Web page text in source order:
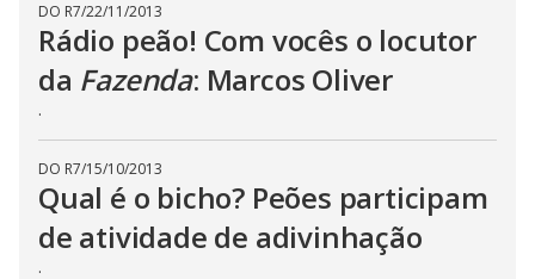
DO R7/22/11/2013
Rádio peão! Com vocês o locutor
da Fazenda: Marcos Oliver
.
DO R7/15/10/2013
Qual é o bicho? Peões participam
de atividade de adivinhação
.